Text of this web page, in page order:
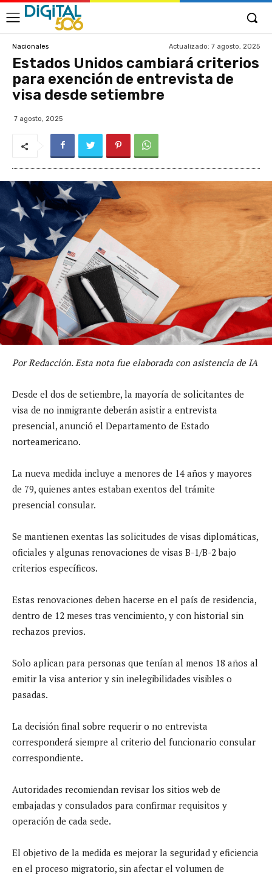
Nacionales Actualizado: 7 agosto, 2025
Estados Unidos cambiará criterios
para exención de entrevista de
visa desde setiembre
7 agosto, 2025
Por Redacción. Esta nota fue elaborada con asistencia de IA
Desde el dos de setiembre, la mayoría de solicitantes de
visa de no inmigrante deberán asistir a entrevista
presencial, anunció el Departamento de Estado
norteamericano.
La nueva medida incluye a menores de 14 años y mayores
de 79, quienes antes estaban exentos del trámite
presencial consular.
Se mantienen exentas las solicitudes de visas diplomáticas,
oficiales y algunas renovaciones de visas B-1/B-2 bajo
criterios específicos.
Estas renovaciones deben hacerse en el país de residencia,
dentro de 12 meses tras vencimiento, y con historial sin
rechazos previos.
Solo aplican para personas que tenían al menos 18 años al
emitir la visa anterior y sin inelegibilidades visibles o
pasadas.
La decisión final sobre requerir o no entrevista
corresponderá siempre al criterio del funcionario consular
correspondiente.
Autoridades recomiendan revisar los sitios web de
embajadas y consulados para confirmar requisitos y
operación de cada sede.
El objetivo de la medida es mejorar la seguridad y eficiencia
en el proceso migratorio, sin afectar el volumen de